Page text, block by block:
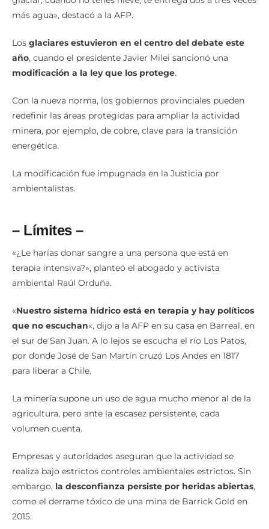
más agua», destacó a la AFP.
Los glaciares estuvieron en el centro del debate este
año, cuando el presidente Javier Milei sancionó una
modificación a la ley que los protege.
Con la nueva norma, los gobiernos provinciales pueden
redefinir las áreas protegidas para ampliar la actividad
minera, por ejemplo, de cobre, clave para la transición
energética.
La modificación fue impugnada en la Justicia por
ambientalistas.
– Límites –
«¿Le harías donar sangre a una persona que está en
terapia intensiva?», planteó el abogado y activista
ambiental Raúl Orduña.
«Nuestro sistema hídrico está en terapia y hay políticos
que no escuchan«, dijo a la AFP en su casa en Barreal, en
el sur de San Juan. A lo lejos se escucha el río Los Patos,
por donde José de San Martín cruzó Los Andes en 1817
para liberar a Chile.
La minería supone un uso de agua mucho menor al de la
agricultura, pero ante la escasez persistente, cada
volumen cuenta.
Empresas y autoridades aseguran que la actividad se
realiza bajo estrictos controles ambientales estrictos. Sin
embargo, la desconfianza persiste por heridas abiertas,
como el derrame tóxico de una mina de Barrick Gold en
2015.